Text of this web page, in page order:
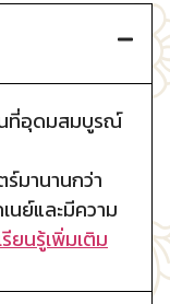
ที่อุดมสมบูรณ์
มานานกว่า
นย์และมีความ
รียนรู้เพิ่มเติม